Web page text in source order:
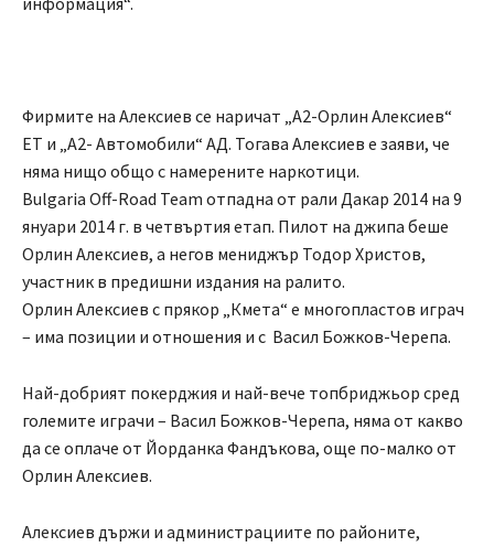
Фирмите на Алексиев се наричат „А2-Орлин Алексиев“
ЕТ и „А2- Автомобили“ АД. Тогава Алексиев е заяви, че
няма нищо общо с намерените наркотици.
Bulgaria Off-Road Team отпадна от рали Дакар 2014 на 9
януари 2014 г. в четвъртия етап. Пилот на джипа беше
Орлин Алексиев, а негов мениджър Тодор Христов,
участник в предишни издания на ралито.
Орлин Алексиев с прякор „Кмета“ е многопластов играч
– има позиции и отношения и с Васил Божков-Черепа.
Най-добрият покерджия и най-вече топбриджьор сред
големите играчи – Васил Божков-Черепа, няма от какво
да се оплаче от Йорданка Фандъкова, още по-малко от
Орлин Алексиев.
Алексиев държи и администрациите по районите,